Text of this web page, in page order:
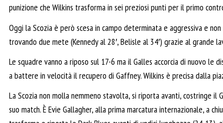
punizione che Wilkins trasforma in sei preziosi punti per il primo
Oggi la Scozia è però scesa in campo determinata e aggressiva e
trovando due mete (Kennedy al 28′, Belisle al 34′) grazie al grande
Le squadre vanno a riposo sul 17-6 ma il Galles accorcia di nuovo le
a battere in velocità il recupero di Gaffney. Wilkins è precisa dalla
La Scozia non molla nemmeno stavolta, si riporta avanti, costringe
suo match. È Evie Gallagher, alla prima marcatura internazionale, a